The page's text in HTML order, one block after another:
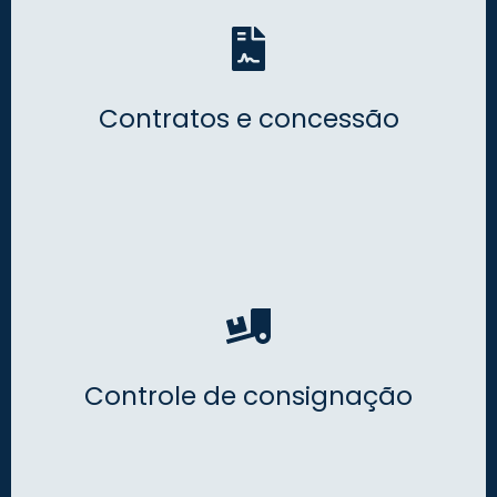
Contratos e concessão
Ciclo completo de contratos regulatórios com alertas de
Controle de consignação